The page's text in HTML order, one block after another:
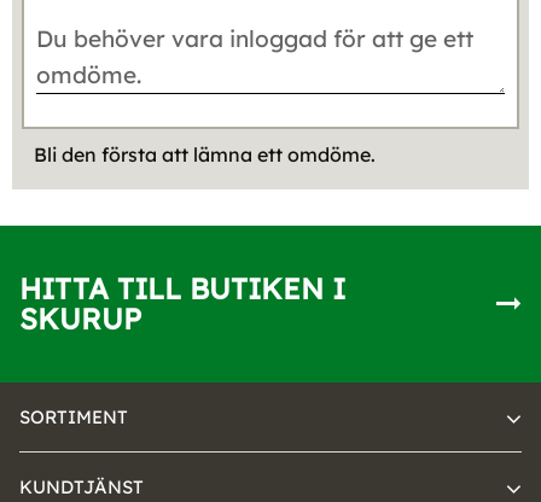
Bli den första att lämna ett omdöme.
HITTA TILL BUTIKEN I
SKURUP
SORTIMENT
KUNDTJÄNST